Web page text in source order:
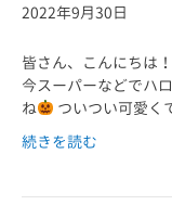
2022年9月30日
皆さん、こんにちは
今スーパーなどでハ
ね
ついつい可愛く
続きを読む